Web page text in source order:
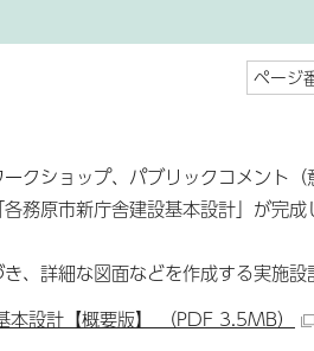
ページ
クショップ、パブリックコメント
務原市新庁舎建設基本設計」が完
、詳細な図面などを作成する実施設
本設計【概要版】 （PDF 3.5MB）